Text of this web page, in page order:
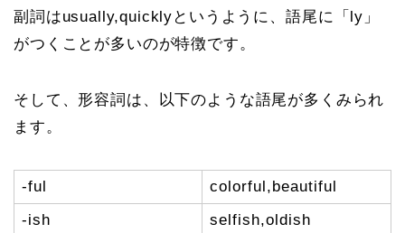
副詞はusually,quicklyというように、語尾に「ly」
がつくことが多いのが特徴です。
そして、形容詞は、以下のような語尾が多くみられ
ます。
-ful
colorful,beautiful
-ish
selfish,oldish